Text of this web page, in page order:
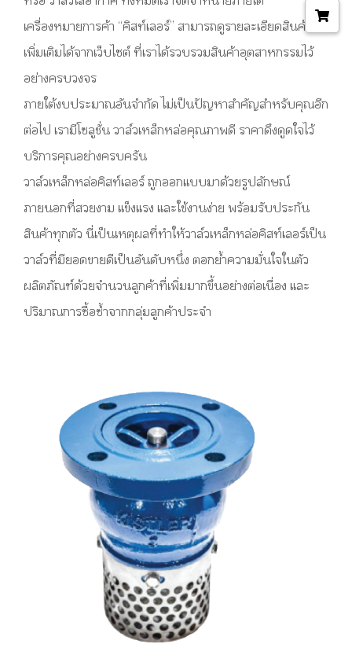
เครื่องหมายการค้า “คิสท์เลอร์” สามารถดูรายละเอียดสินค้า
เพิ่มเติมได้จากเว็บไซต์ ที่เราได้รวบรวมสินค้าอุตสาหกรรมไว้
อย่างครบวงจร
ภายใต้งบประมาณอันจำกัด ไม่เป็นปัญหาสำคัญสำหรับคุณอีก
ต่อไป เรามีโซลูชั่น วาล์วเหล็กหล่อคุณภาพดี ราคาดึงดูดใจไว้
บริการคุณอย่างครบครัน
วาล์วเหล็กหล่อคิสท์เลอร์ ถูกออกแบบมาด้วยรูปลักษณ์
ภายนอกที่สวยงาม แข็งแรง และใช้งานง่าย พร้อมรับประกัน
สินค้าทุกตัว นี่เป็นเหตุผลที่ทำให้วาล์วเหล็กหล่อคิสท์เลอร์เป็น
วาล์วที่มียอดขายดีเป็นอันดับหนึ่ง ตอกย้ำความมั่นใจในตัว
ผลิตภัณฑ์ด้วยจำนวนลูกค้าที่เพิ่มมากขึ้นอย่างต่อเนื่อง และ
ปริมาณการซื้อซ้ำจากกลุ่มลูกค้าประจำ